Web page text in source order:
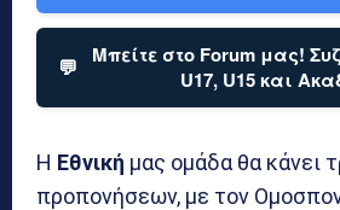
💬
Μπείτε στο Forum μας!
U17, U15 και
Η Εθνική μας ομάδα θα κάνει
προπονήσεων, με τον